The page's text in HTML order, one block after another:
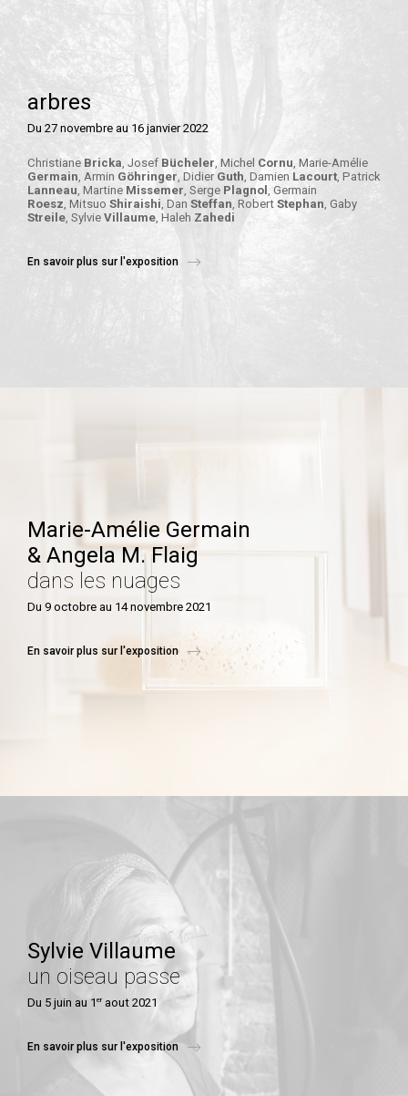
arbres
Du 27 novembre au 16 janvier 2022
Christiane Bricka , Josef Bücheler , Michel Cornu , Marie-Amélie
Germain , Armin Göhringer , Didier Guth , Damien Lacourt , Patrick
Lanneau , Martine Missemer , Serge Plagnol , Germain
Roesz , Mitsuo Shiraishi , Dan Steffan , Robert Stephan , Gaby
Streile , Sylvie Villaume , Haleh Zahedi
En savoir plus sur l'exposition
Marie-Amélie Germain
& Angela M. Flaig
dans les nuages
Du 9 octobre au 14 novembre 2021
En savoir plus sur l'exposition
Sylvie Villaume
un oiseau passe
Du 5 juin au 1 er aout 2021
En savoir plus sur l'exposition